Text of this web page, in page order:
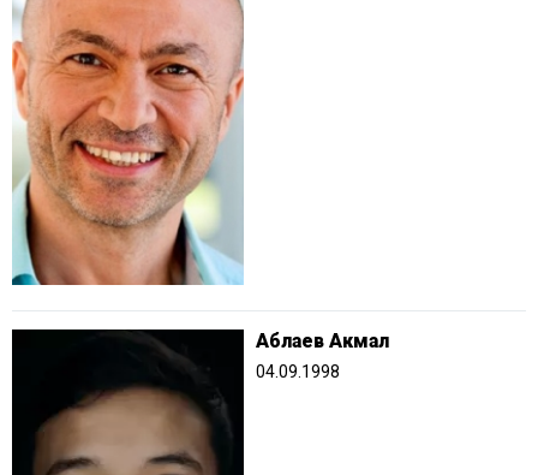
Аблаев Акмал
04.09.1998